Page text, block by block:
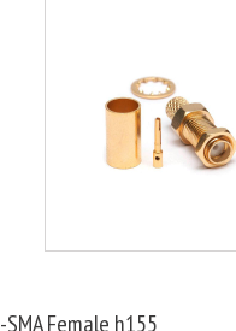
Female h155